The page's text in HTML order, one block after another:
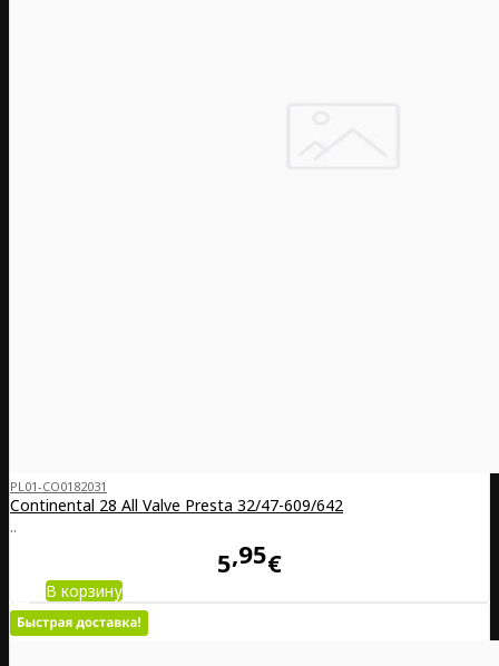
PL01-CO0182031
Continental 28 All Valve Presta 32/47-609/642
..
5 95€
В корзину